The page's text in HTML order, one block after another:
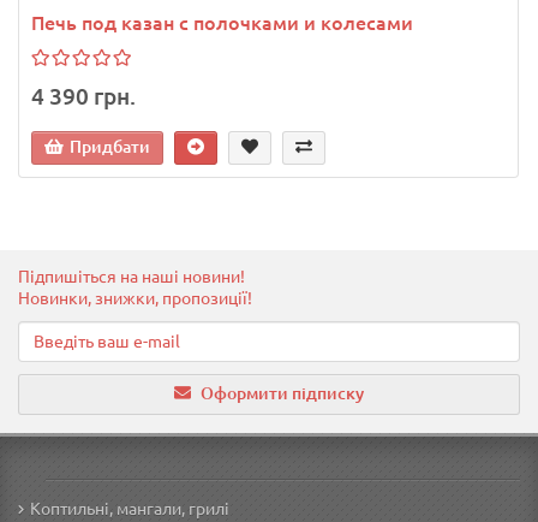
Печь под казан с полочками и колесами
4 390 грн.
Придбати
Підпишіться на наші новини!
Новинки, знижки, пропозиції!
Оформити підписку
Коптильні, мангали, грилі